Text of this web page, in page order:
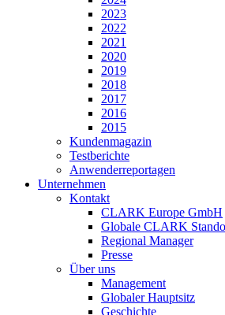
2023
2022
2021
2020
2019
2018
2017
2016
2015
Kundenmagazin
Testberichte
Anwenderreportagen
Unternehmen
Kontakt
CLARK Europe GmbH
Globale CLARK
Regional Manager
Presse
Über uns
Management
Globaler Hauptsitz
Geschichte